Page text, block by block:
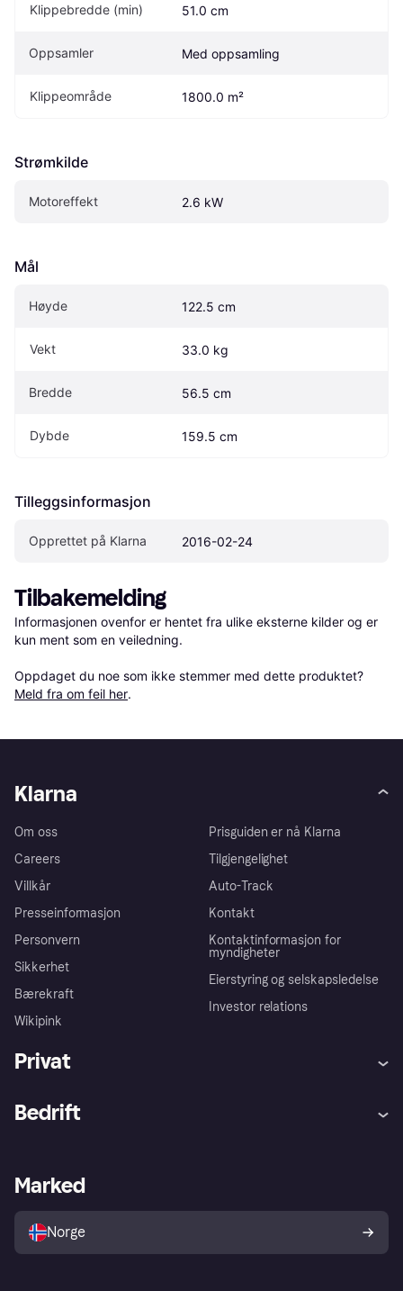
Klippebredde (min) 51.0 cm
Oppsamler Med oppsamling
Klippeområde 1800.0 m²
Strømkilde
Motoreffekt 2.6 kW
Mål
Høyde 122.5 cm
Vekt 33.0 kg
Bredde 56.5 cm
Dybde 159.5 cm
Tilleggsinformasjon
Opprettet på Klarna 2016-02-24
Tilbakemelding
Informasjonen ovenfor er hentet fra ulike eksterne kilder og er
kun ment som en veiledning.
Oppdaget du noe som ikke stemmer med dette produktet?
Meld fra om feil her.
Klarna
Om oss
Careers
Villkår
Presseinformasjon
Personvern
Sikkerhet
Bærekraft
Wikipink
Prisguiden er nå Klarna
Tilgjengelighet
Auto-Track
Kontakt
Kontaktinformasjon for
myndigheter
Eierstyring og selskapsledelse
Investor relations
Privat
Utforsk butikker
Bedrift
Merchant portal
Marked
Norge